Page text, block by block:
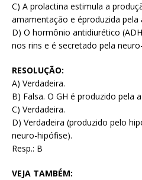
C) A prolactina estimula a
amamentação e éproduzida pela
D) O hormônio antidiurético
nos rins e é secretado pela
RESOLUÇÃO:
A) Verdadeira.
B) Falsa. O GH é produzido pela
C) Verdadeira.
D) Verdadeira (produzido pelo
neuro-hipófise).
Resp.: B
VEJA TAMBÉM: